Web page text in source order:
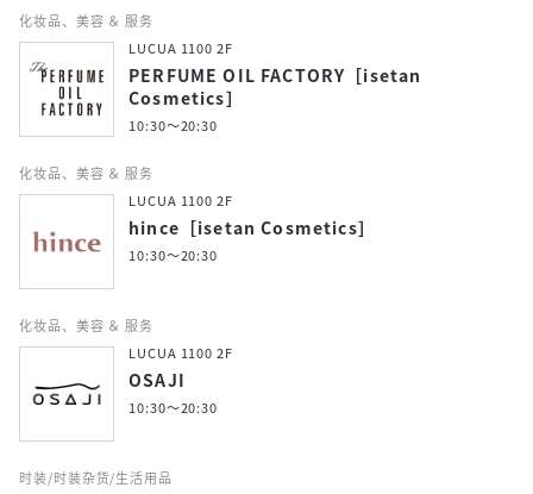
化妆品、美容 ＆ 服务
LUCUA 1100 2F
PERFUME OIL FACTORY［isetan
Cosmetics］
10:30～20:30
化妆品、美容 ＆ 服务
LUCUA 1100 2F
hince［isetan Cosmetics］
10:30～20:30
化妆品、美容 ＆ 服务
LUCUA 1100 2F
OSAJI
10:30～20:30
时装/时装杂货/生活用品